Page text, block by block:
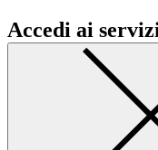
Accedi ai